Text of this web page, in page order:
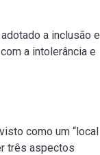
a inclusão e
a intolerância e
como um “local
três aspectos